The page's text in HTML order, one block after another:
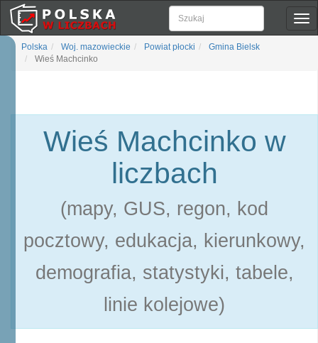
Polska Woj. mazowieckie Powiat płocki
Gmina Bielsk
Wieś Machcinko
Wieś Machcinko w
liczbach
(mapy, GUS, regon, kod
pocztowy, edukacja, kierunkowy,
demografia, statystyki, tabele,
linie kolejowe)